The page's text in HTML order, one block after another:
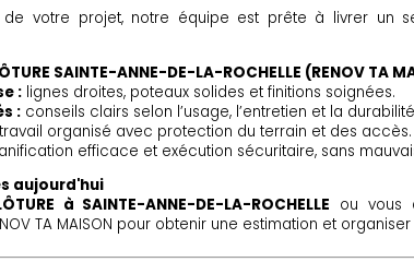
de votre projet, notre équipe est prête à livrer un
SAINTE-ANNE-DE-LA-ROCHELLE (RENOV TA
:lignes droites, poteaux solides et finitions soignées.
:conseils clairs selon l’usage, l’entretien et la
organisé avec protection du terrain et des accès.
efficace et exécution sécuritaire, sans
aujourd'hui
à SAINTE-ANNE-DE-LA-ROCHELLE ou vous
TA MAISON pour obtenir une estimation et